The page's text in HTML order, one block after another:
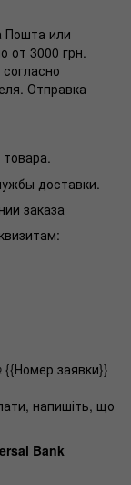
Пошта или
от 3000 грн.
Отправка
доставки.
заказа
заявки}}
напишіть, що
Bank